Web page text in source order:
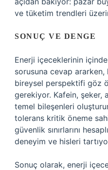
ve tüketim trendleri
SONUÇ VE DENGE
Enerji içeceklerinin
sorusuna cevap
bireysel perspektifi göz
gerekiyor. Kafein, şeker,
temel bileşenleri
tolerans kritik öneme
güvenlik sınırlarını
deneyim ve hisleri
Sonuç olarak, enerji